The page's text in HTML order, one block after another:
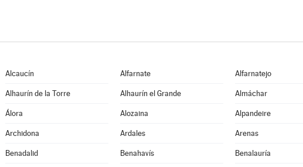
Alcaucín Alfarnate Alfarnatejo
Alhaurín de la Torre Alhaurín el Grande Almáchar
Álora Alozaina Alpandeire
Archidona Ardales Arenas
Benadalid Benahavís Benalauría